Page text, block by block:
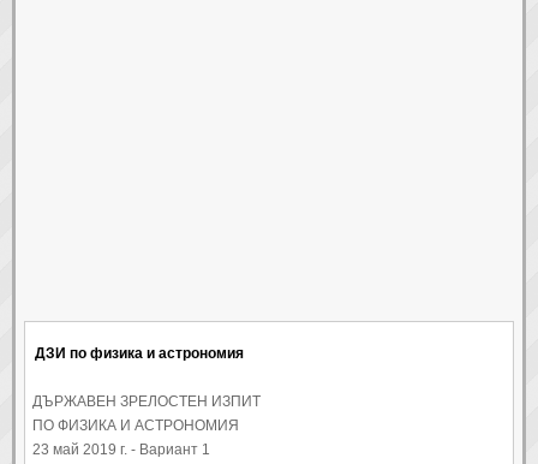
ДЗИ по физика и астрономия
ДЪРЖАВЕН ЗРЕЛОСТЕН ИЗПИТ
ПО ФИЗИКА И АСТРОНОМИЯ
23 май 2019 г. - Вариант 1